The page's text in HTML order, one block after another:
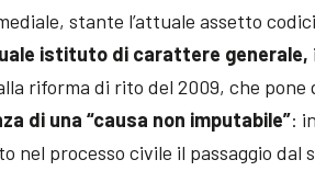
stante l’attuale assetto
istituto di carattere generale,
riforma di rito del 2009, che pone
di una “causa non imputabile”:
nel processo civile il passaggio dal